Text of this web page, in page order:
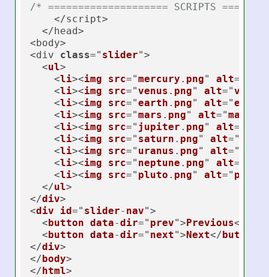
/* ==================== SCRIPTS
    </script>
  </head>
<body>
<div class=" slider">
  <
ul>
    <
li><img src="mercury . png" alt="
    <
li><img src="venus . png" alt="venus
    <
li><img src="earth . png" alt="earth
    <
li><img src="mars . png" alt="mars
    <
li><img src=" jupiter . png" alt="
    <
li><img src=" saturn . png" alt="
    <
li><img src=" uranus . png" alt="
    <
li><img src=" neptune . png" alt="
    <
li><img src=" pluto . png" alt=" pluto
  </
ul>
</div>
<div id=" slider- nav">
  <
button data-dir=" prev">Previous</
  <
button data-dir=" next">Next</button
</div>
</body>
</html